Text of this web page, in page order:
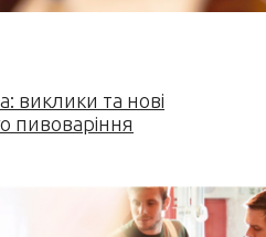
виклики та нові
пивоваріння